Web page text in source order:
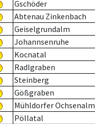
Gschöder
Abtenau Zinkenbach
Geiselgrundalm
Johannsenruhe
Kocnatal
Radlgraben
Steinberg
Gößgraben
Mühldorfer Ochsenalm
Pöllatal